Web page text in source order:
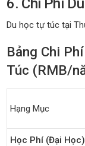
6. Chi Phí
Du học tự túc tại
Bảng Chi
Túc (RMB/
Hạng Mục
Học Phí (Đại Học)